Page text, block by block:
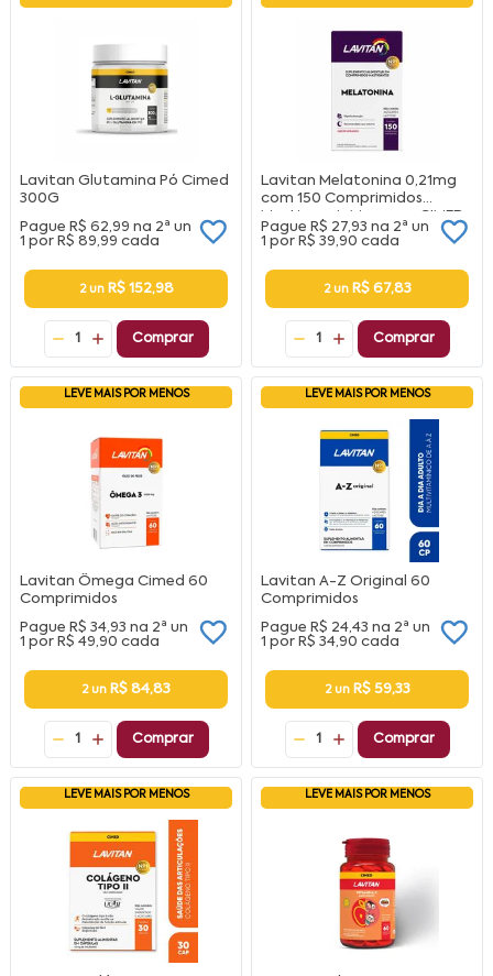
Lavitan Glutamina Pó Cimed
300G
Pague R$ 62,99 na 2ª un
1 por R$ 89,99 cada
2 un R$ 152,98
1 Comprar
Lavitan Melatonina 0,21mg
com 150 Comprimidos
Mastigaveis Morango CIMED
Pague R$ 27,93 na 2ª un
1 por R$ 39,90 cada
2 un R$ 67,83
1 Comprar
LEVE MAIS POR MENOS
Lavitan Ômega Cimed 60
Comprimidos
Pague R$ 34,93 na 2ª un
1 por R$ 49,90 cada
2 un R$ 84,83
1 Comprar
LEVE MAIS POR MENOS
Lavitan A-Z Original 60
Comprimidos
Pague R$ 24,43 na 2ª un
1 por R$ 34,90 cada
2 un R$ 59,33
1 Comprar
LEVE MAIS POR MENOS LEVE MAIS POR MENOS